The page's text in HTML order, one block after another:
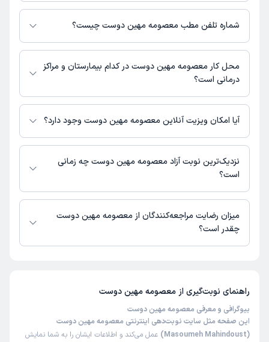
معصومه مهین دوست 1 مطب فعال دارند. آدرس مطب‌های معصومه مهین
دوست به شرح زیر است.
شماره تلفن مطب معصومه مهین دوست چیست؟
مطب خیابان پاسداران : 02122797689
محل کار معصومه مهین دوست در کدام بیمارستان و مراکز
درمانی است؟
اطلاعاتی درباره محل فعالیت معصومه مهین دوست در مراکز درمانی در دسترس
نیست.
آیا امکان ویزیت آنلاین معصومه مهین دوست وجود دارد؟
در حال حاضر معصومه مهین دوست مشاوره پزشکی تلفنی فعال دارند.
نزدیک‌ترین نوبت آزاد معصومه مهین دوست چه زمانی
است؟
معصومه مهین دوست از روز دوشنبه 19 مرداد 1405 بیمار جدید می‌پذیرند.
میزان رضایت مراجعه‌کنندگان از معصومه مهین دوست
چقدر است؟
راهنمای نوبت‌گیری از معصومه مهین دوست
بیوگرافی و معرفی معصومه مهین دوست
این صفحه مثل سایت نوبت‌دهی اینترنتی معصومه مهین دوست
(Masoumeh Mahindoust)
عمل می‌کند و اطلاعات ایشان را به شما نمایش